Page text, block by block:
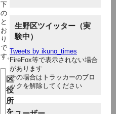
生野区ツイッター（実
験中）
Tweets by ikuno_times
FireFox等で表示されない場合
があります
その場合はトラッカーのブロ
ックを解除してください
下
の
と
お
り
で
す。
区
役
所
を